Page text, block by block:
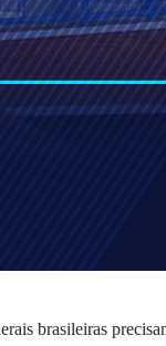
brasileiras